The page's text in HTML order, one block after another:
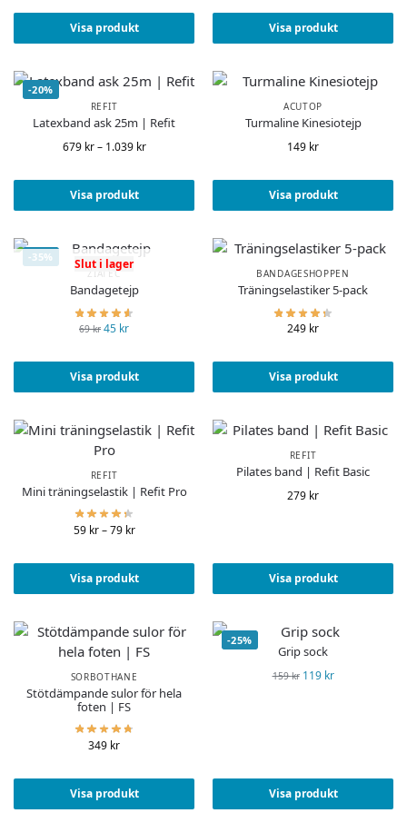
Visa produkt Visa produkt
-20%
REFIT
Latexband ask 25m | Refit
679 kr – 1.039 kr
Visa produkt
ACUTOP
Turmaline Kinesiotejp
149 kr
Visa produkt
-35% Slut i lager
ZIATEC
Bandagetejp
69kr 45 kr
Visa produkt
BANDAGESHOPPEN
Träningselastiker 5-pack
249 kr
Visa produkt
REFIT
Mini träningselastik | Refit Pro
59 kr – 79 kr
Visa produkt
REFIT
Pilates band | Refit Basic
279 kr
Visa produkt
SORBOTHANE
Stötdämpande sulor för hela
foten | FS
349 kr
Visa produkt
-25%
Grip sock
159kr 119 kr
Visa produkt